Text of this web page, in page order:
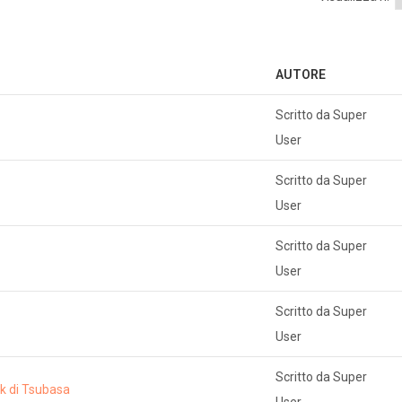
AUTORE
Scritto da Super
User
Scritto da Super
User
Scritto da Super
User
Scritto da Super
User
di Tsubasa
Scritto da Super